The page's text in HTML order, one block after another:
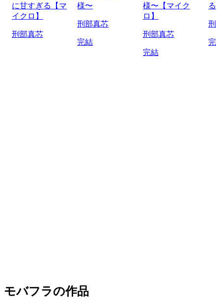
に甘すぎる【マ
イクロ】
刑部真芯
様〜
刑部真芯
完結
様〜【マイク
ロ】
刑部真芯
完結
る
刑
完
モバフラの作品